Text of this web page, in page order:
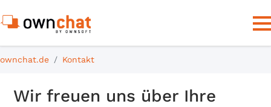
ownchat.de Kontakt
Wir freuen uns über Ihre